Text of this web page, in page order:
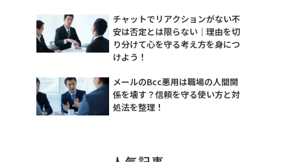
チャットでリアクションがない不
安は否定とは限らない｜理由を切
り分けて心を守る考え方を身につ
けよう！
メールのBcc悪用は職場の人間関
係を壊す？信頼を守る使い方と対
処法を整理！